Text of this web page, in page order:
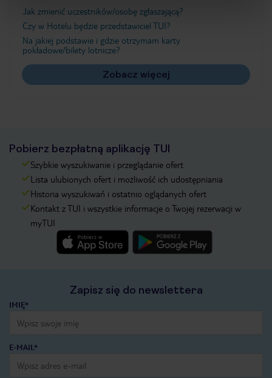
Jak zmienić uczestników/osobę zgłaszającą?
Czy w Hotelu będzie przedstawiciel TUI?
Na jakiej podstawie i gdzie otrzymam karty
pokładowe/bilety lotnicze?
Zobacz więcej
Pobierz bezpłatną aplikację TUI
Szybkie wyszukiwanie i przeglądanie ofert
Lista ulubionych ofert i możliwość ich udostępniania
Historia wyszukiwań i ostatnio oglądanych ofert
Kontakt z TUI i wszystkie informacje o Twojej rezerwacji w
myTUI
Zapisz się do newslettera
IMIĘ*
E-MAIL*